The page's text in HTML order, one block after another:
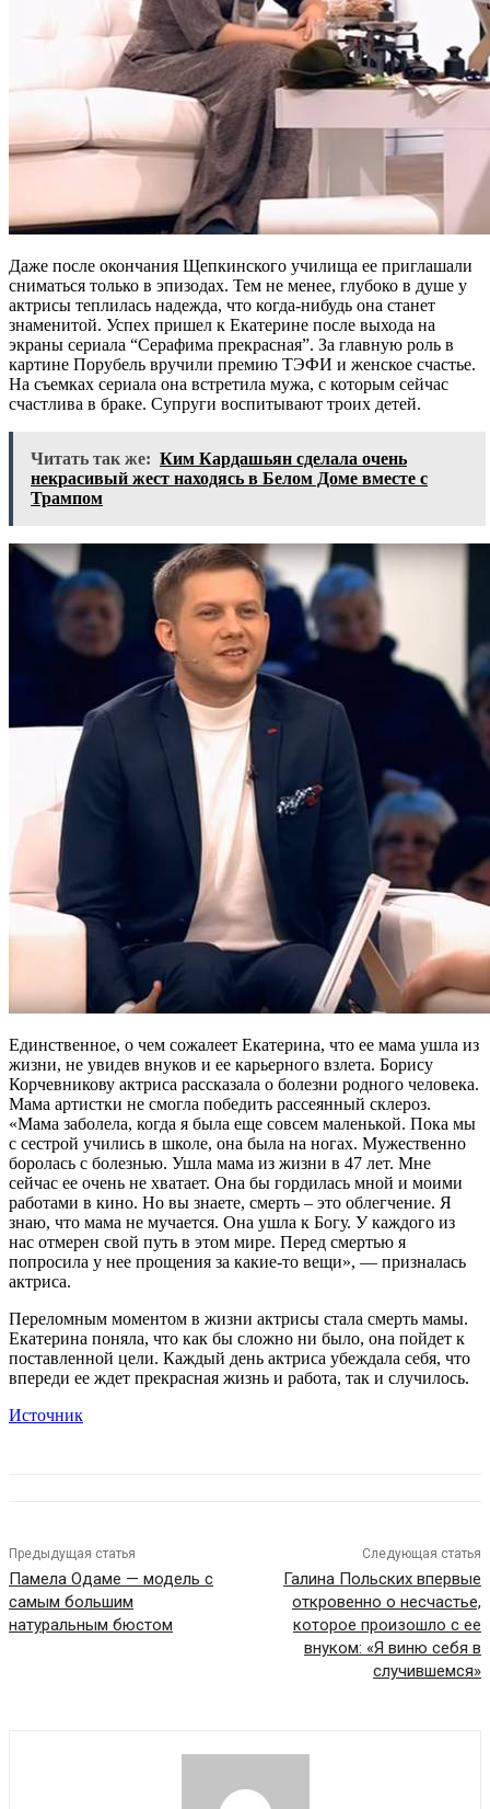
Даже после окончания Щепкинского училища ее приглашали
сниматься только в эпизодах. Тем не менее, глубоко в душе у
актрисы теплилась надежда, что когда-нибудь она станет
знаменитой. Успех пришел к Екатерине после выхода на
экраны сериала “Серафима прекрасная”. За главную роль в
картине Порубель вручили премию ТЭФИ и женское счастье.
На съемках сериала она встретила мужа, с которым сейчас
счастлива в браке. Супруги воспитывают троих детей.
Читать так же: Ким Кардашьян сделала очень
некрасивый жест находясь в Белом Доме вместе с
Трампом
Единственное, о чем сожалеет Екатерина, что ее мама ушла из
жизни, не увидев внуков и ее карьерного взлета. Борису
Корчевникову актриса рассказала о болезни родного человека.
Мама артистки не смогла победить рассеянный склероз.
«Мама заболела, когда я была еще совсем маленькой. Пока мы
с сестрой учились в школе, она была на ногах. Мужественно
боролась с болезнью. Ушла мама из жизни в 47 лет. Мне
сейчас ее очень не хватает. Она бы гордилась мной и моими
работами в кино. Но вы знаете, смерть – это облегчение. Я
знаю, что мама не мучается. Она ушла к Богу. У каждого из
нас отмерен свой путь в этом мире. Перед смертью я
попросила у нее прощения за какие-то вещи», — призналась
актриса.
Переломным моментом в жизни актрисы стала смерть мамы.
Екатерина поняла, что как бы сложно ни было, она пойдет к
поставленной цели. Каждый день актриса убеждала себя, что
впереди ее ждет прекрасная жизнь и работа, так и случилось.
Источник
Предыдущая статья
Памела Одаме — модель с
самым большим
натуральным бюстом
Следующая статья
Галина Польских впервые
откровенно о несчастье,
которое произошло с ее
внуком: «Я виню себя в
случившемся»